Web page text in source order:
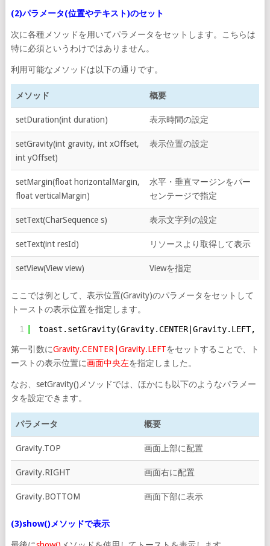
(2)パラメータ(位置やテキスト)のセット
次に各種メソッドを用いてパラメータをセットします。こちらは
特に必須というわけではありません。
利用可能なメソッドは以下の通りです。
メソッド 概要
setDuration(int duration) 表示時間の設定
setGravity(int gravity, int xOffset,
int yOffset)
表示位置の設定
setMargin(float horizontalMargin,
float verticalMargin)
水平・垂直マージンをパー
センテージで指定
setText(CharSequence s) 表示文字列の設定
setText(int resId) リソースより取得して表示
setView(View view) Viewを指定
ここでは例として、表示位置(Gravity)のパラメータをセットして
トーストの表示位置を指定します。
1 toast.setGravity(Gravity.CENTER|Gravity.LEFT,
第一引数にGravity.CENTER|Gravity.LEFTをセットすることで、ト
ーストの表示位置に画面中央左を指定しました。
なお、setGravity()メソッドでは、ほかにも以下のようなパラメー
タを設定できます。
パラメータ 概要
Gravity.TOP 画面上部に配置
Gravity.RIGHT 画面右に配置
Gravity.BOTTOM 画面下部に表示
(3)show()メソッドで表示